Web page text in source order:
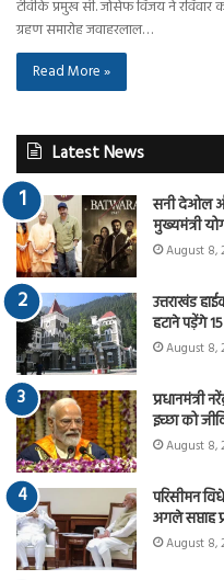
टीवीके प्रमुख सी. जोसेफ विजय ने
ग्रहण समारोह जवाहरलाल…
Read More »
Latest News
सनी देओल
मुख्यमंत्री
August 8,
उत्तराखंड
हटाने पड़ेंगे
August 8,
प्रधानमंत्री
इच्छा को
August 8,
परिसीमन
अगले सप्ताह
August 8,